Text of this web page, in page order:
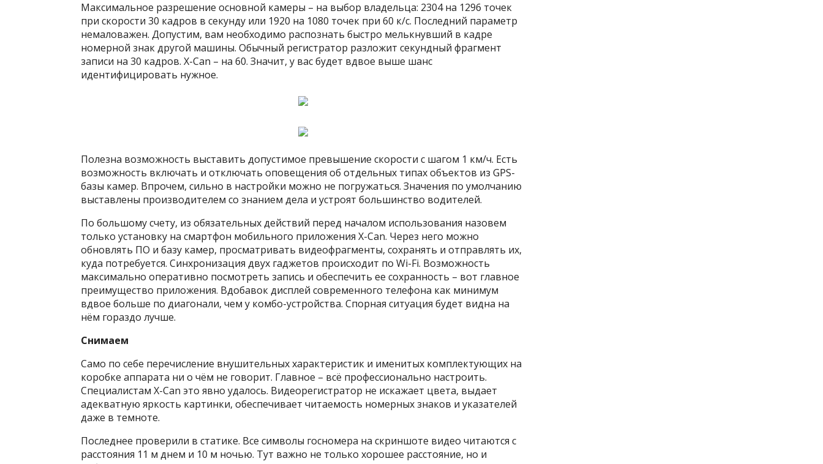
Максимальное разрешение основной камеры – на выбор владельца: 2304 на 1296 точек
при скорости 30 кадров в секунду или 1920 на 1080 точек при 60 к/с. Последний параметр
немаловажен. Допустим, вам необходимо распознать быстро мелькнувший в кадре
номерной знак другой машины. Обычный регистратор разложит секундный фрагмент
записи на 30 кадров. X-Can – на 60. Значит, у вас будет вдвое выше шанс
идентифицировать нужное.
Полезна возможность выставить допустимое превышение скорости с шагом 1 км/ч. Есть
возможность включать и отключать оповещения об отдельных типах объектов из GPS-
базы камер. Впрочем, сильно в настройки можно не погружаться. Значения по умолчанию
выставлены производителем со знанием дела и устроят большинство водителей.
По большому счету, из обязательных действий перед началом использования назовем
только установку на смартфон мобильного приложения X-Can. Через него можно
обновлять ПО и базу камер, просматривать видеофрагменты, сохранять и отправлять их,
куда потребуется. Синхронизация двух гаджетов происходит по Wi-Fi. Возможность
максимально оперативно посмотреть запись и обеспечить ее сохранность – вот главное
преимущество приложения. Вдобавок дисплей современного телефона как минимум
вдвое больше по диагонали, чем у комбо-устройства. Спорная ситуация будет видна на
нём гораздо лучше.
Снимаем
Само по себе перечисление внушительных характеристик и именитых комплектующих на
коробке аппарата ни о чём не говорит. Главное – всё профессионально настроить.
Специалистам X-Can это явно удалось. Видеорегистратор не искажает цвета, выдает
адекватную яркость картинки, обеспечивает читаемость номерных знаков и указателей
даже в темноте.
Последнее проверили в статике. Все символы госномера на скриншоте видео читаются с
расстояния 11 м днем и 10 м ночью. Тут важно не только хорошее расстояние, но и